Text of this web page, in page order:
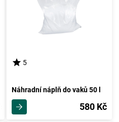
5
Náhradní náplň do vaků 50 l
580 Kč